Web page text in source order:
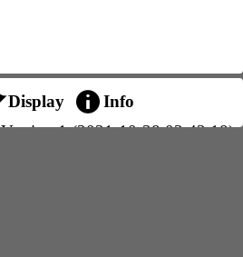
Display
Info
Version 1 (2021-10-28 03:43:18)